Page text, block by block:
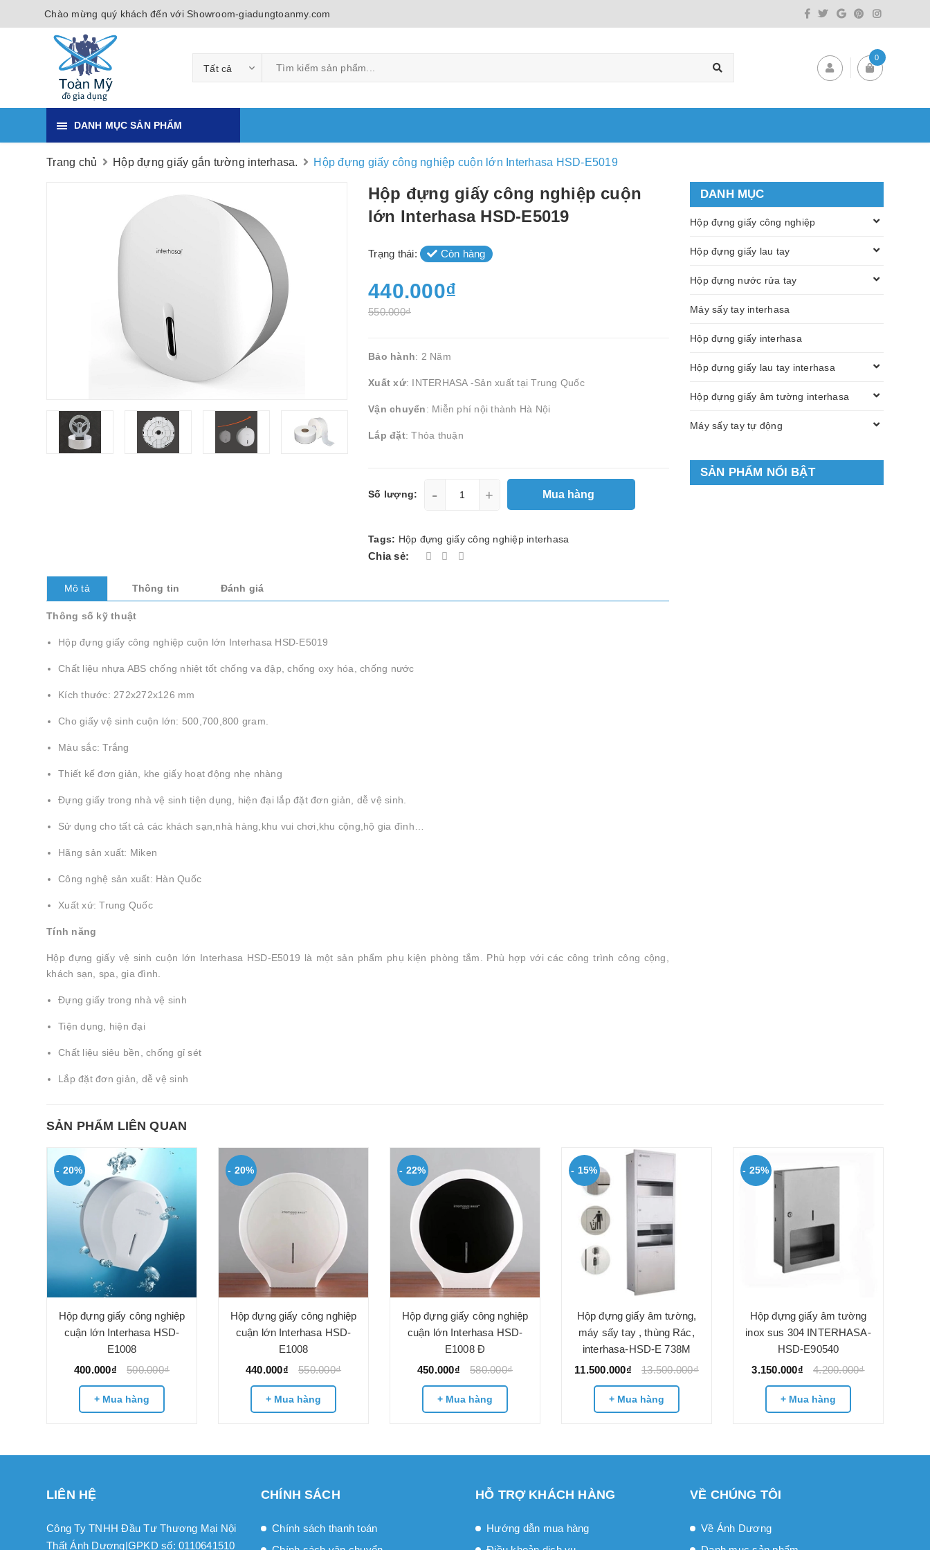
Chào mừng quý khách đến với Showroom-giadungtoanmy.com
Tất cả
0
DANH MỤC SẢN PHẨM
Trang chủ Hộp đựng giấy gắn tường interhasa. Hộp đựng giấy công nghiệp cuộn lớn Interhasa HSD-E5019
Hộp đựng giấy công nghiệp cuộn
lớn Interhasa HSD-E5019
Trạng thái: Còn hàng
440.000₫
550.000₫
Bảo hành: 2 Năm
Xuất xứ: INTERHASA -Sản xuất tại Trung Quốc
Vận chuyển: Miễn phí nội thành Hà Nội
Lắp đặt: Thỏa thuận
Số lượng: - + Mua hàng
Tags: Hộp đựng giấy công nghiệp interhasa
Chia sẻ:
Mô tả Thông tin Đánh giá
Thông số kỹ thuật
Hộp đựng giấy công nghiệp cuộn lớn Interhasa HSD-E5019
Chất liệu nhựa ABS chống nhiệt tốt chống va đập, chống oxy hóa, chống nước
Kích thước: 272x272x126 mm
Cho giấy vệ sinh cuộn lớn: 500,700,800 gram.
Màu sắc: Trắng
Thiết kế đơn giản, khe giấy hoạt động nhẹ nhàng
Đựng giấy trong nhà vệ sinh tiện dụng, hiện đại lắp đặt đơn giản, dễ vệ sinh.
Sử dụng cho tất cả các khách sạn,nhà hàng,khu vui chơi,khu cộng,hộ gia đình…
Hãng sản xuất: Miken
Công nghệ sản xuất: Hàn Quốc
Xuất xứ: Trung Quốc
Tính năng
Hộp đựng giấy vệ sinh cuộn lớn Interhasa HSD-E5019 là một sản phẩm phụ kiện phòng tắm. Phù hợp với các công trình công cộng,
khách sạn, spa, gia đình.
Đựng giấy trong nhà vệ sinh
Tiện dụng, hiện đại
Chất liệu siêu bền, chống gỉ sét
Lắp đặt đơn giản, dễ vệ sinh
DANH MỤC
Hộp đựng giấy công nghiệp
Hộp đựng giấy lau tay
Hộp đựng nước rửa tay
Máy sấy tay interhasa
Hộp đựng giấy interhasa
Hộp đựng giấy lau tay interhasa
Hộp đựng giấy âm tường interhasa
Máy sấy tay tự động
SẢN PHẨM NỔI BẬT
SẢN PHẨM LIÊN QUAN
- 20%
Hộp đựng giấy công nghiệp
cuận lớn Interhasa HSD-
E1008
400.000₫
500.000₫
+ Mua hàng
- 20%
Hộp đựng giấy công nghiệp
cuận lớn Interhasa HSD-
E1008
440.000₫
550.000₫
+ Mua hàng
- 22%
Hộp đựng giấy công nghiệp
cuận lớn Interhasa HSD-
E1008 Đ
450.000₫
580.000₫
+ Mua hàng
- 15%
Hộp đựng giấy âm tường,
máy sấy tay , thùng Rác,
interhasa-HSD-E 738M
11.500.000₫
13.500.000₫
+ Mua hàng
- 25%
Hộp đựng giấy âm tường
inox sus 304 INTERHASA-
HSD-E90540
3.150.000₫
4.200.000₫
+ Mua hàng
LIÊN HỆ
Công Ty TNHH Đầu Tư Thương Mại Nội
Thất Ánh Dương|GPKD số: 0110641510
CHÍNH SÁCH
Chính sách thanh toán
HỖ TRỢ KHÁCH HÀNG
Hướng dẫn mua hàng
VỀ CHÚNG TÔI
Về Ánh Dương